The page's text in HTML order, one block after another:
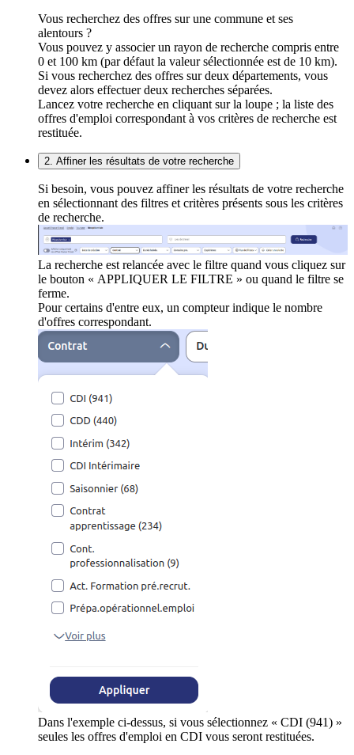
Vous recherchez des offres sur une commune et ses
alentours ?
Vous pouvez y associer un rayon de recherche compris entre
0 et 100 km (par défaut la valeur sélectionnée est de 10 km).
Si vous recherchez des offres sur deux départements, vous
devez alors effectuer deux recherches séparées.
Lancez votre recherche en cliquant sur la loupe ; la liste des
offres d'emploi correspondant à vos critères de recherche est
restituée.
2. Affiner les résultats de votre recherche
Si besoin, vous pouvez affiner les résultats de votre recherche
en sélectionnant des filtres et critères présents sous les critères
de recherche.
La recherche est relancée avec le filtre quand vous cliquez sur
le bouton « APPLIQUER LE FILTRE » ou quand le filtre se
ferme.
Pour certains d'entre eux, un compteur indique le nombre
d'offres correspondant.
Dans l'exemple ci-dessus, si vous sélectionnez « CDI (941) »
seules les offres d'emploi en CDI vous seront restituées.